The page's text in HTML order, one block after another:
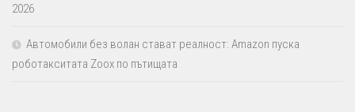
2026
Автомобили без волан стават реалност: Amazon пуска
роботакситата Zoox по пътищата